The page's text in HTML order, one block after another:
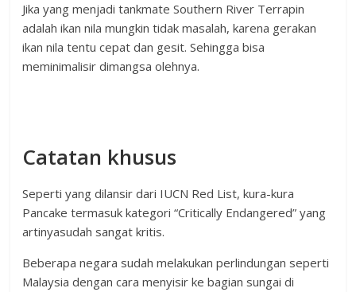
Jika yang menjadi tankmate Southern River Terrapin
adalah ikan nila mungkin tidak masalah, karena gerakan
ikan nila tentu cepat dan gesit. Sehingga bisa
meminimalisir dimangsa olehnya.
Catatan khusus
Seperti yang dilansir dari IUCN Red List, kura-kura
Pancake termasuk kategori “Critically Endangered” yang
artinyasudah sangat kritis.
Beberapa negara sudah melakukan perlindungan seperti
Malaysia dengan cara menyisir ke bagian sungai di